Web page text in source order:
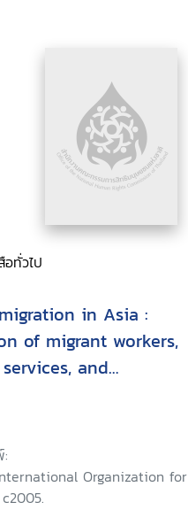
ทั่วไป
in Asia :
of migrant workers,
and
development
Organization for